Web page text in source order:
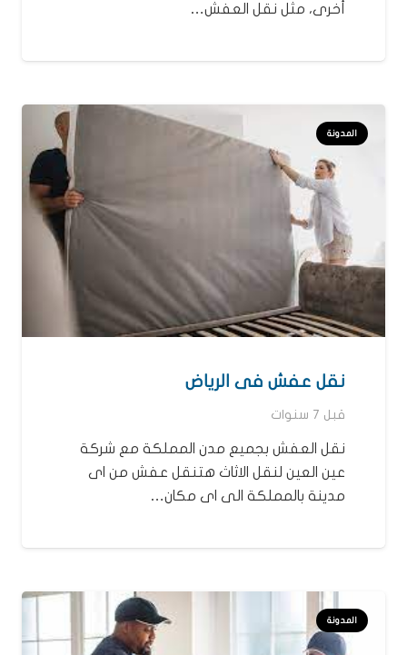
أخرى، مثل نقل العفش…
المدونة
نقل عفش فى الرياض
قبل 7 سنوات
نقل العفش بجميع مدن المملكة مع شركة
عين العين لنقل الاثاث هتنقل عفش من اى
مدينة بالمملكة الى اى مكان…
المدونة